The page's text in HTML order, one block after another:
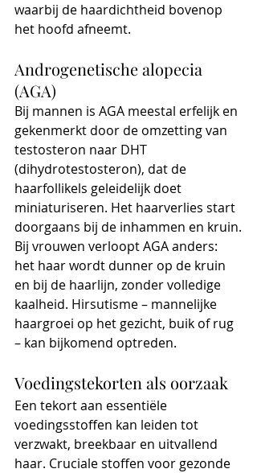
waarbij de haardichtheid bovenop
het hoofd afneemt.
Androgenetische alopecia
(AGA)
Bij mannen is AGA meestal erfelijk en
gekenmerkt door de omzetting van
testosteron naar DHT
(dihydrotestosteron), dat de
haarfollikels geleidelijk doet
miniaturiseren. Het haarverlies start
doorgaans bij de inhammen en kruin.
Bij vrouwen verloopt AGA anders:
het haar wordt dunner op de kruin
en bij de haarlijn, zonder volledige
kaalheid. Hirsutisme – mannelijke
haargroei op het gezicht, buik of rug
– kan bijkomend optreden.
Voedingstekorten als oorzaak
Een tekort aan essentiële
voedingsstoffen kan leiden tot
verzwakt, breekbaar en uitvallend
haar. Cruciale stoffen voor gezonde